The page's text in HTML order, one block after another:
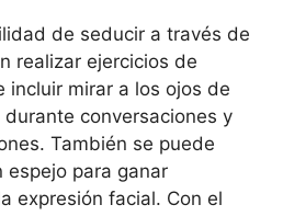
de seducir a través de
realizar ejercicios de
incluir mirar a los ojos de
conversaciones y
También se puede
espejo para ganar
expresión facial. Con el